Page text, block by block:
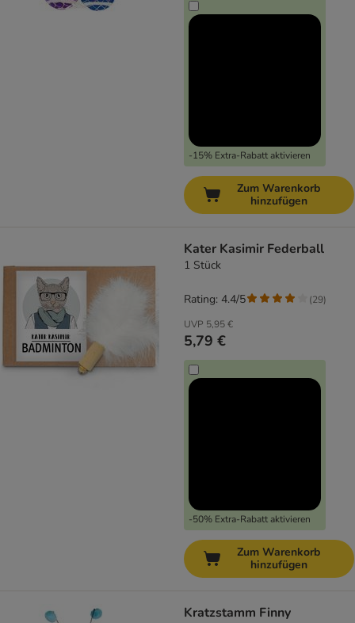
-15% Extra-Rabatt aktivieren
Zum Warenkorb
hinzufügen
Kater Kasimir Federball
1 Stück
UVP 5,95 €
5,79 €
-50% Extra-Rabatt aktivieren
Rating: 4.4/5 (29)
Zum Warenkorb
hinzufügen
Kratzstamm Finny